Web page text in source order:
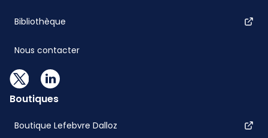
Bibliothèque
Nous contacter
Boutiques
Boutique Lefebvre Dalloz